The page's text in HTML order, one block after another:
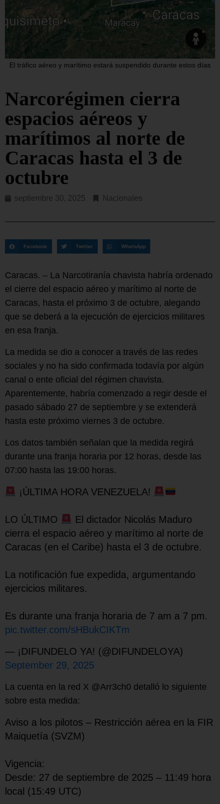
El tráfico aéreo y marítimo estará suspendido durante estos días
Narcorégimen cierra
espacios aéreos y
marítimos al norte de
Caracas hasta el 3 de
octubre
septiembre 30, 2025 Nacionales
Facebook Twitter WhatsApp
Caracas. – La Narcotiranía chavista habría ordenado
el cierre del espacio aéreo y marítimo al norte de
Caracas, hasta el próximo 3 de octubre, alegando
que se deberá a la ejecución de ejercicios militares
en esa franja.
La medida se dio a conocer a través de las redes
sociales y no ha sido confirmada todavía por algún
canal o ente oficial del régimen chavista.
Aparentemente, habría comenzado a regir desde el
pasado sábado 27 de septiembre y se extenderá
hasta este próximo viernes 3 de octubre.
Los datos también señalan que la medida regirá
durante una franja horaria por 12 horas, desde las
07:00 hasta las 19:00 horas.
¡ÚLTIMA HORA VENEZUELA!
LO ÚLTIMO
El dictador Nicolás Maduro
cierra el espacio aéreo y marítimo al norte de
Caracas (en el Caribe) hasta el 3 de octubre.
La notificación fue expedida, argumentando
ejercicios militares.
Es durante una franja horaria de 7 am a 7 pm.
pic.twitter.com/sHBukCIKTm
— ¡DIFUNDELO YA! (@DIFUNDELOYA)
September 29, 2025
La cuenta en la red X @Arr3ch0 detalló lo siguiente
sobre esta medida:
Aviso a los pilotos – Restricción aérea en la FIR
Maiquetía (SVZM)
Vigencia:
Desde: 27 de septiembre de 2025 – 11:49 hora
local (15:49 UTC)